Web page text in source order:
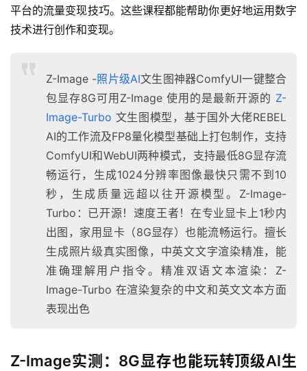
平台的流量变现技巧。这些课程都能帮助你更好地运用数字
技术进行创作和变现。
Z-Image -照片级AI文生图神器ComfyUI一键整合
包显存8G可用Z-Image 使用的是最新开源的 Z-
Image-Turbo 文生图模型，基于国外大佬REBEL
AI的工作流及FP8量化模型基础上打包制作，支持
ComfyUI和WebUI两种模式，支持最低8G显存流
畅运行，生成1024分辨率图像最快只需不到10
秒，生成质量远超以往开源模型。Z-Image-
Turbo：已开源！速度王者！在专业显卡上1秒内
出图，家用显卡（8G显存）也能流畅运行。擅长
生成照片级真实图像，中英文文字渲染精准，能
准确理解用户指令。精准双语文本渲染：Z-
Image-Turbo 在渲染复杂的中文和英文文本方面
表现出色
Z-Image实测：8G显存也能玩转顶级AI生